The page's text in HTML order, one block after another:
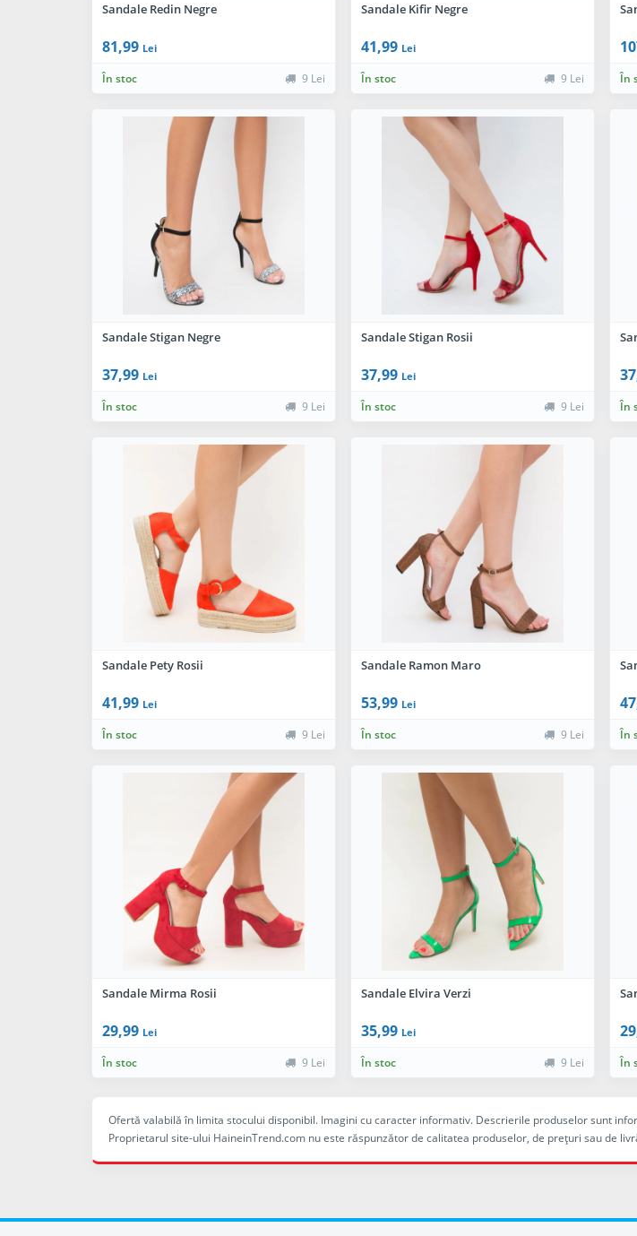
Sandale Redin Negre
81,99 Lei
În stoc 9 Lei
Sandale Kifir Negre
41,99 Lei
În stoc 9 Lei În
Sandale Stigan Negre
37,99 Lei
În stoc 9 Lei
Sandale Stigan Rosii
37,99 Lei
În stoc 9 Lei În
Sandale Pety Rosii
41,99 Lei
În stoc 9 Lei
Sandale Ramon Maro
53,99 Lei
În stoc 9 Lei În
Sandale Mirma Rosii
29,99 Lei
În stoc 9 Lei
Sandale Elvira Verzi
35,99 Lei
În stoc 9 Lei În
Ofertă valabilă în limita stocului disponibil. Imagini cu caracter informativ. Descrierile produselor sunt
Proprietarul site-ului HaineinTrend.com nu este răspunzător de calitatea produselor, de preţuri sau de